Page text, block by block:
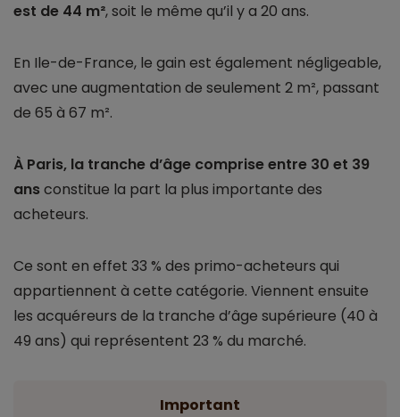
est de 44 m², soit le même qu’il y a 20 ans.
En Ile-de-France, le gain est également négligeable,
avec une augmentation de seulement 2 m², passant
de 65 à 67 m².
À Paris, la tranche d’âge comprise entre 30 et 39
ansconstitue la part la plus importante des
acheteurs.
Ce sont en effet 33 % des primo-acheteurs qui
appartiennent à cette catégorie. Viennent ensuite
les acquéreurs de la tranche d’âge supérieure (40 à
49 ans) qui représentent 23 % du marché.
Important